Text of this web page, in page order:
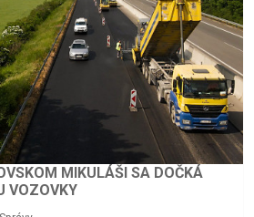
MIKULÁŠI SA DOČKÁ
VOZOVKY